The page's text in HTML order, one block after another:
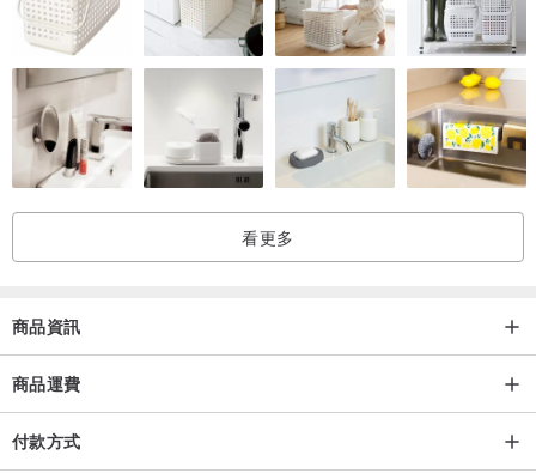
看更多
商品資訊
商品運費
付款方式